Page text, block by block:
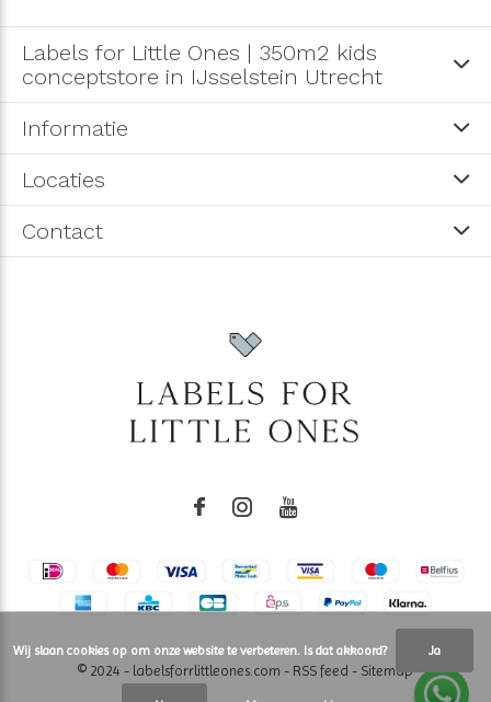
Labels for Little Ones | 350m2 kids
conceptstore in IJsselstein Utrecht
Informatie
Locaties
Contact
© 2024 - labelsforrlittleones.com - RSS feed - Sitemap
Wij slaan cookies op om onze website te verbeteren. Is dat akkoord? Ja